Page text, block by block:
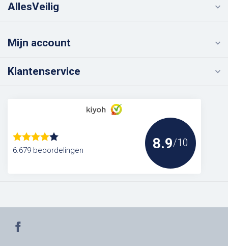
AllesVeilig
Mijn account
Klantenservice
6.679 beoordelingen 8.9/10